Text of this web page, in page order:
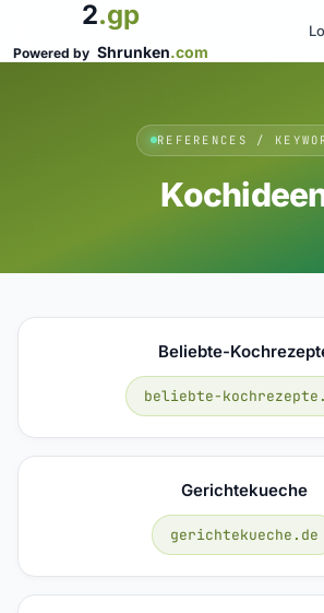
2.gp
Powered by Shrunken.com
REFERENCES /
Beliebte-
beliebte-
Gerichtekueche
gerichtekueche.de